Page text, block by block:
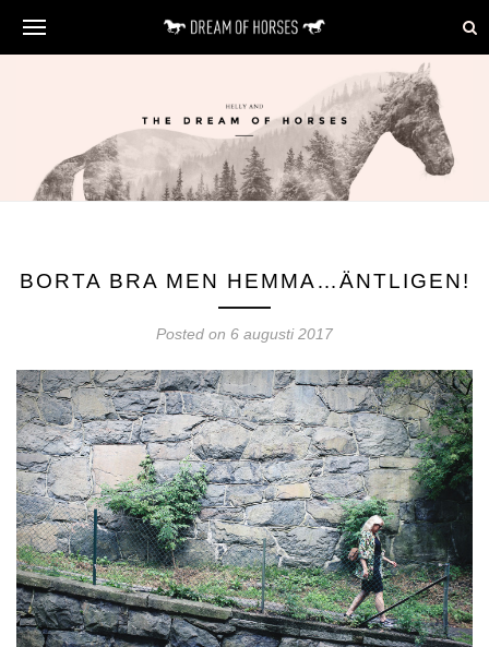
BORTA BRA MEN HEMMA…ÄNTLIGEN!
Posted on 6 augusti 2017